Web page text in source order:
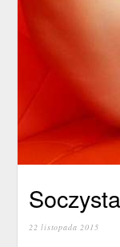
22 listopada 2015